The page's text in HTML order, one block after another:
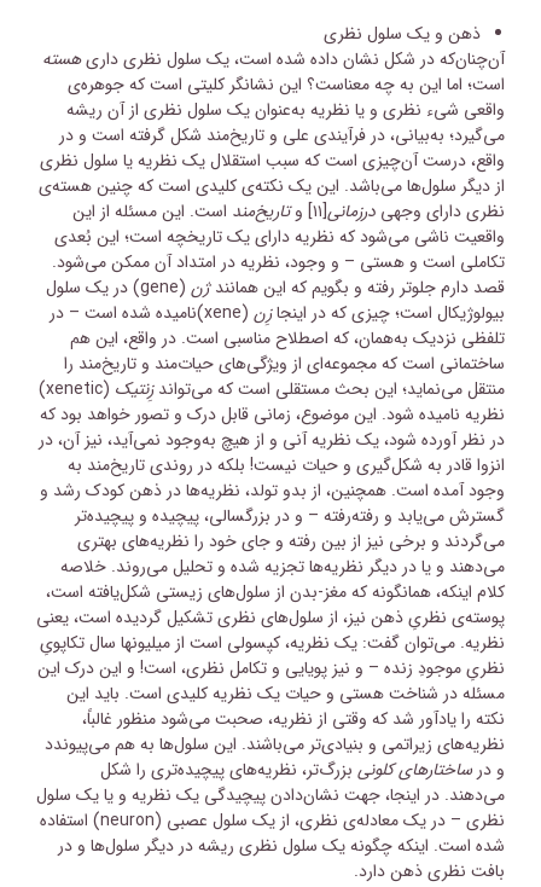
ذهن و یک سلول نظری
آن‌چنان‌که در شکل نشان داده شده است، یک سلول نظری داریهسته
است؛ اما این به چه معناست؟ این نشانگر کلیتی است که جوهره‌ی
واقعی شیء نظری و یا نظریه به‌عنوان یک سلول نظری از آن ریشه
می‌گیرد؛ به‌بیانی، در فرآیندی علی و تاریخ‌مند شکل گرفته است و در
واقع، درست آن‌چیزی است که سبب استقلال یک نظریه یا سلول نظری
از دیگر سلول‌ها می‌باشد. این یک نکته‌ی کلیدی است که چنین هسته‌ی
نظری دارای وجهی درزمانی[۱۱] وتاریخ‌مند است. این مسئله از این
واقعیت ناشی می‌شود که نظریه دارای یک تاریخچه است؛ این بُعدی
تکاملی است و هستی – و وجود، نظریه در امتداد آن ممکن می‌شود.
قصد دارم جلوتر رفته و بگویم که این همانندژن
(gene) در یک سلول
بیولوژیکال است؛ چیزی که در اینجازِن
(xene)نامیده شده است – در
تلفظی نزدیک به‌همان، که اصطلاح مناسبی است. در واقع، این هم
ساختمانی است که مجموعه‌ای از ویژگی‌های حیات‌مند و تاریخ‌مند را
منتقل می‌نماید؛ این بحث مستقلی است که می‌تواندزِنتیک
(xenetic)
نظریه نامیده شود. این موضوع، زمانی قابل درک و تصور خواهد بود که
در نظر آورده شود، یک نظریه آنی و از هیچ به‌وجود نمی‌آید، نیز آن، در
انزوا قادر به شکل‌گیری و حیات نیست! بلکه در روندی تاریخ‌مند به
وجود آمده است. همچنین، از بدو تولد، نظریه‌ها در ذهن کودک رشد و
گسترش می‌یابد و رفته‌رفته – و در بزرگسالی، پیچیده و پیچیده‌تر
می‌گردند و برخی نیز از بین رفته و جای خود را نظریه‌های بهتری
می‌دهند و یا در دیگر نظریه‌ها تجزیه شده و تحلیل می‌روند. خلاصه
کلام اینکه، همانگونه که مغز-بدن از سلول‌های زیستی شکل‌یافته است،
پوسته‌ی نظریِ ذهن نیز، از سلول‌های نظری تشکیل گردیده است، یعنی
نظریه. می‌توان گفت: یک نظریه، کپسولی است از میلیون­ها سال تکاپویِ
نظریِ موجودِ زنده – و نیز پویایی و تکامل نظری، است! و این درک این
مسئله در شناخت هستی و حیات یک نظریه کلیدی است. باید این
نکته را یادآور شد که وقتی از نظریه، صحبت می‌شود منظور غالباً،
نظریه‌های زیراتمی و بنیادی‌تر می‌باشند. این سلول‌ها به هم می‌پیوندد
و در ساختارهای کلونی بزرگ‌تر، نظریه‌های پیچیده‌تری را شکل
می‌دهند. در اینجا، جهت نشان‌دادن پیچیدگی یک نظریه و یا یک سلول
نظری – در یک معادله‌ی نظری، از یک سلول عصبی (neuron) استفاده
شده است. اینکه چگونه یک سلول نظری ریشه در دیگر سلول‌ها و در
بافت نظری ذهن دارد.